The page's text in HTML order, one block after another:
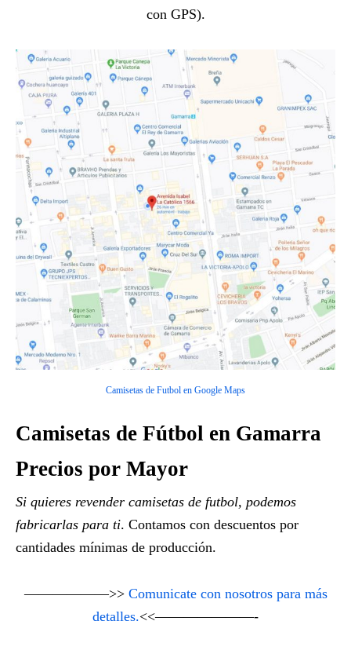
con GPS).
Camisetas de Futbol en Google Maps
Camisetas de Fútbol en Gamarra
Precios por Mayor
Si quieres revender camisetas de futbol, podemos
fabricarlas para ti. Contamos con descuentos por
cantidades mínimas de producción.
——————>> Comunicate con nosotros para más
detalles.<<———————-